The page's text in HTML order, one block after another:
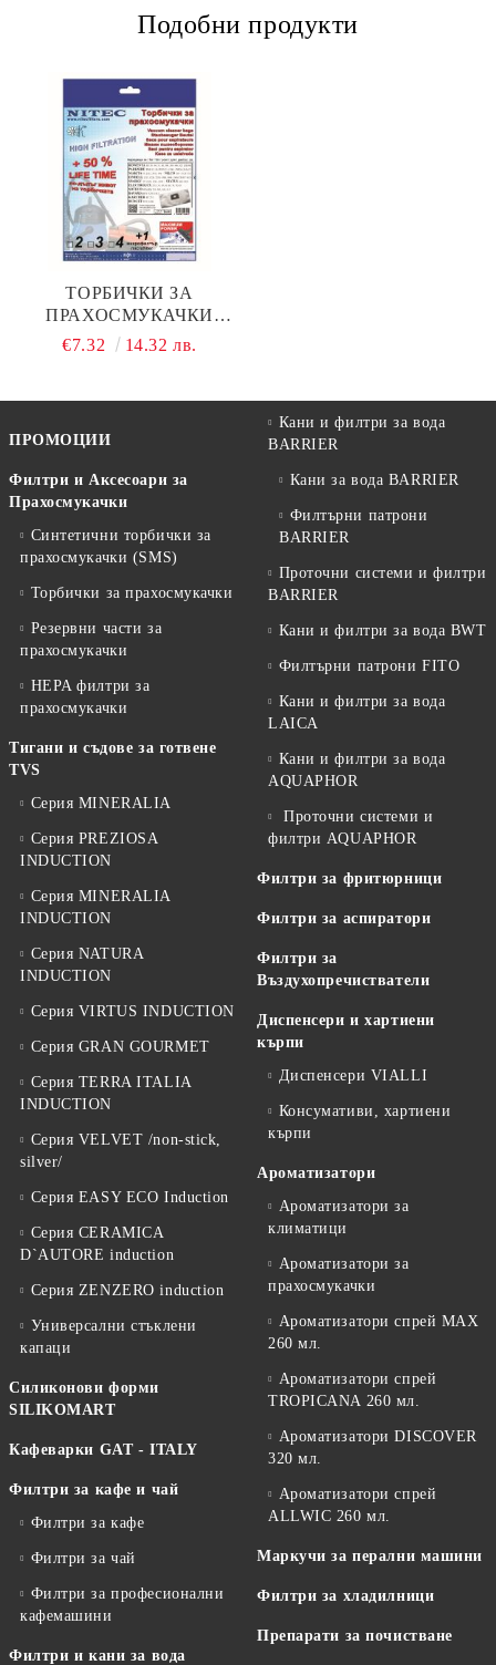
Подобни продукти
ТОРБИЧКИ ЗА
ПРАХОСМУКАЧКИ
НИТЕК, КОД Т601
€7.32 14.32 лв.
ПРОМОЦИИ
Филтри и Аксесоари за
Прахосмукачки
Синтетични торбички за
прахосмукачки (SMS)
Торбички за прахосмукачки
Резервни части за
прахосмукачки
HEPA филтри за
прахосмукачки
Тигани и съдове за готвене
TVS
Серия MINERALIA
Серия PREZIOSA
INDUCTION
Серия MINERALIA
INDUCTION
Серия NATURA
INDUCTION
Серия VIRTUS INDUCTION
Серия GRAN GOURMET
Серия TERRA ITALIA
INDUCTION
Серия VELVET /non-stick,
silver/
Серия EASY ECO Induction
Серия CERAMICA
D`AUTORE induction
Серия ZENZERO induction
Универсални стъклени
капаци
Силиконови форми
SILIKOMART
Кафеварки GAT - ITALY
Филтри за кафе и чай
Филтри за кафе
Филтри за чай
Филтри за професионални
кафемашини
Филтри и кани за вода
Кани и филтри за вода
BARRIER
Кани за вода BARRIER
Филтърни патрони
BARRIER
Проточни системи и филтри
BARRIER
Кани и филтри за вода BWT
Филтърни патрони FITO
Кани и филтри за вода
LAICA
Кани и филтри за вода
AQUAPHOR
Проточни системи и
филтри AQUAPHOR
Филтри за фритюрници
Филтри за аспиратори
Филтри за
Въздухопречистватели
Диспенсери и хартиени
кърпи
Диспенсери VIALLI
Консумативи, хартиени
кърпи
Ароматизатори
Ароматизатори за
климатици
Ароматизатори за
прахосмукачки
Ароматизатори спрей MAX
260 мл.
Ароматизатори спрей
TROPICANA 260 мл.
Ароматизатори DISCOVER
320 мл.
Ароматизатори спрей
ALLWIC 260 мл.
Маркучи за перални машини
Филтри за хладилници
Препарати за почистване